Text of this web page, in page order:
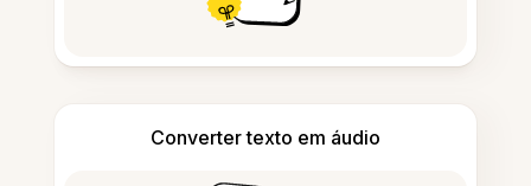
Converter texto em áudio